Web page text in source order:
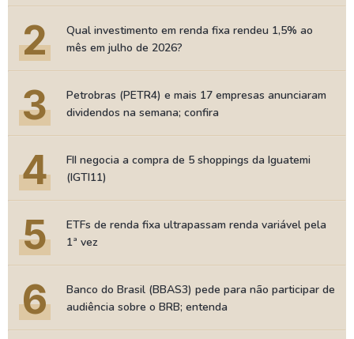
2
Qual investimento em renda fixa rendeu 1,5% ao
mês em julho de 2026?
3
Petrobras (PETR4) e mais 17 empresas anunciaram
dividendos na semana; confira
4
FII negocia a compra de 5 shoppings da Iguatemi
(IGTI11)
5
ETFs de renda fixa ultrapassam renda variável pela
1ª vez
6
Banco do Brasil (BBAS3) pede para não participar de
audiência sobre o BRB; entenda